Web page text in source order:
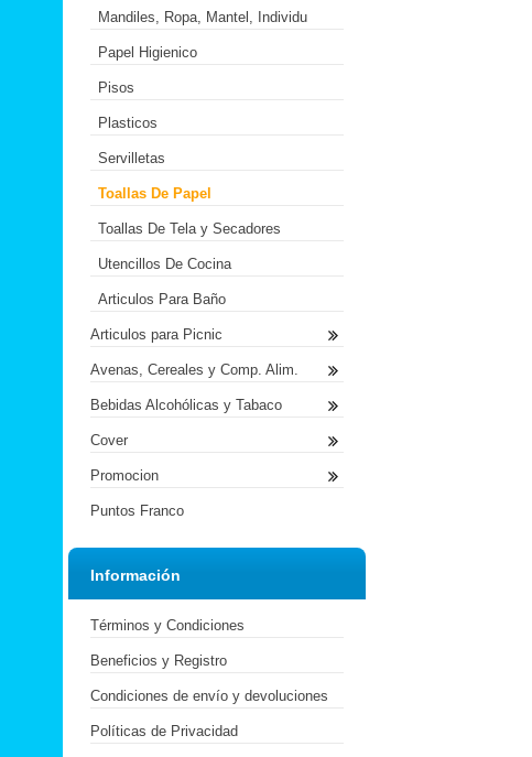
Mandiles, Ropa, Mantel, Individu
Papel Higienico
Pisos
Plasticos
Servilletas
Toallas De Papel
Toallas De Tela y Secadores
Utencillos De Cocina
Articulos Para Baño
Articulos para Picnic
Avenas, Cereales y Comp. Alim.
Bebidas Alcohólicas y Tabaco
Cover
Promocion
Puntos Franco
Información
Términos y Condiciones
Beneficios y Registro
Condiciones de envío y devoluciones
Políticas de Privacidad